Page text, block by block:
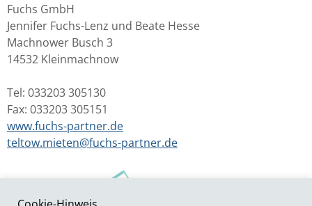
Fuchs GmbH
Jennifer Fuchs-Lenz und Beate Hesse
Machnower Busch 3
14532 Kleinmachnow
Tel: 033203 305130
Fax: 033203 305151
www.fuchs-partner.de
teltow.mieten@fuchs-partner.de